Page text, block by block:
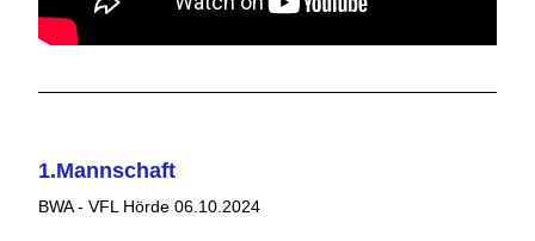
1.Mannschaft
BWA - VFL Hörde 06.10.2024